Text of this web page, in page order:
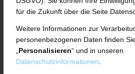
TECHNOLOGY
Weiterlesen
für die Zukunft über die Seite
Weitere Informationen zur
personenbezogenen Daten finden
„Personalisieren“ und in unseren
Datenschutzinformationen.